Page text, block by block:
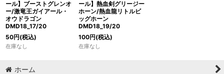
ール】ブーストグレンオ
ー/激竜王ガイアール・
オウドラゴン
DMD18_17/20
50円(税込)
在庫なし
ール】熱血剣グリージー
ホーン/熱血龍リトルビ
ッグホーン
DMD18_19/20
100円(税込)
在庫なし
ホーム